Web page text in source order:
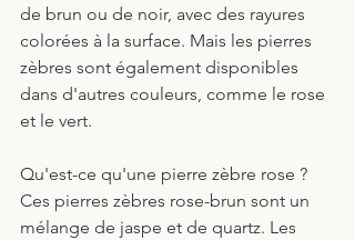
de brun ou de noir, avec des rayures
colorées à la surface. Mais les pierres
zèbres sont également disponibles
dans d'autres couleurs, comme le rose
et le vert.
Qu'est-ce qu'une pierre zèbre rose ?
Ces pierres zèbres rose-brun sont un
mélange de jaspe et de quartz. Les